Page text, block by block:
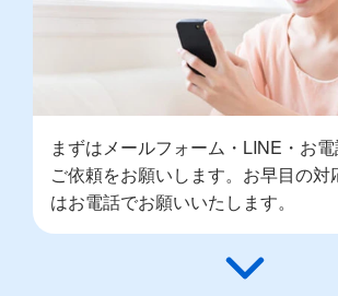
まずはメールフォーム・LINE・お
ご依頼をお願いします。お早目の対
はお電話でお願いいたします。